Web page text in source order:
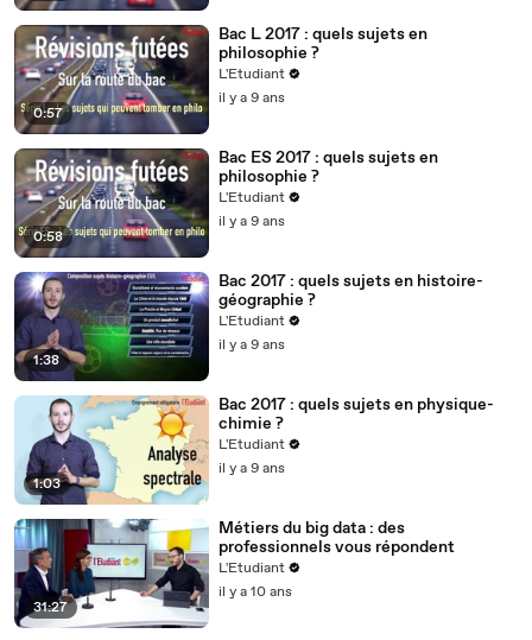
0:57
Bac L 2017 : quels sujets en
philosophie ?
L'Etudiant
il y a 9 ans
0:58
Bac ES 2017 : quels sujets en
philosophie ?
L'Etudiant
il y a 9 ans
1:38
Bac 2017 : quels sujets en histoire-
géographie ?
L'Etudiant
il y a 9 ans
1:03
Bac 2017 : quels sujets en physique-
chimie ?
L'Etudiant
il y a 9 ans
31:27
Métiers du big data : des
professionnels vous répondent
L'Etudiant
il y a 10 ans